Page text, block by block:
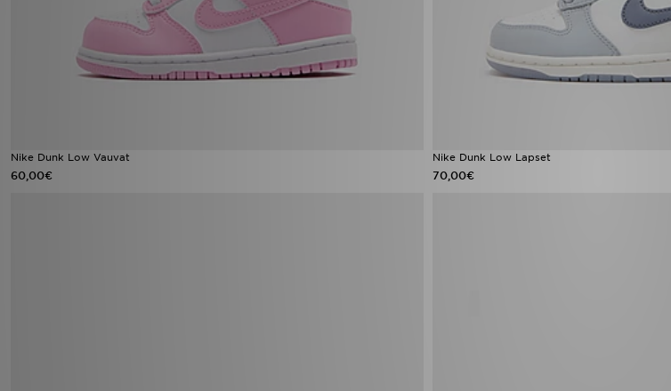
Nike Dunk Low Vauvat
60,00€
Nike Dunk Low Lapset
70,00€